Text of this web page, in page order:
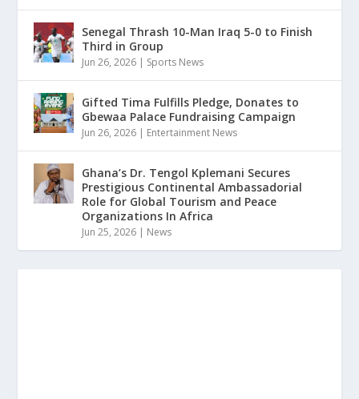
Senegal Thrash 10-Man Iraq 5-0 to Finish
Third in Group
Jun 26, 2026 | Sports News
Gifted Tima Fulfills Pledge, Donates to
Gbewaa Palace Fundraising Campaign
Jun 26, 2026 | Entertainment News
Ghana’s Dr. Tengol Kplemani Secures
Prestigious Continental Ambassadorial
Role for Global Tourism and Peace
Organizations In Africa
Jun 25, 2026 | News